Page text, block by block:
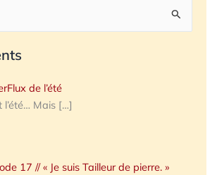
de l’été
l’été… Mais […]
17 // « Je suis Tailleur de pierre. »